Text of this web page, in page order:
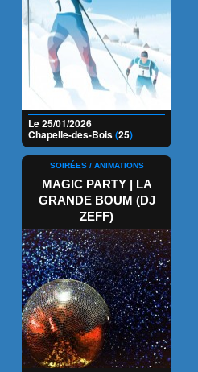
Le 25/01/2026
Chapelle-des-Bois(25)
SOIRÉES / ANIMATIONS
MAGIC PARTY | LA
GRANDE BOUM (DJ
ZEFF)